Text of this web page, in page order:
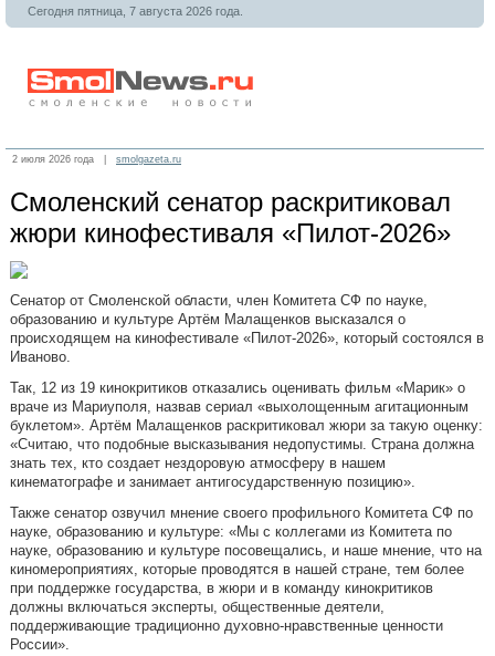
Сегодня пятница, 7 августа 2026 года.
2 июля 2026 года | smolgazeta.ru
Смоленский сенатор раскритиковал
жюри кинофестиваля «Пилот-2026»
Сенатор от Смоленской области, член Комитета СФ по науке,
образованию и культуре Артём Малащенков высказался о
происходящем на кинофестивале «Пилот-2026», который состоялся в
Иваново.
Так, 12 из 19 кинокритиков отказались оценивать фильм «Марик» о
враче из Мариуполя, назвав сериал «выхолощенным агитационным
буклетом». Артём Малащенков раскритиковал жюри за такую оценку:
«Считаю, что подобные высказывания недопустимы. Страна должна
знать тех, кто создает нездоровую атмосферу в нашем
кинематографе и занимает антигосударственную позицию».
Также сенатор озвучил мнение своего профильного Комитета СФ по
науке, образованию и культуре: «Мы с коллегами из Комитета по
науке, образованию и культуре посовещались, и наше мнение, что на
киномероприятиях, которые проводятся в нашей стране, тем более
при поддержке государства, в жюри и в команду кинокритиков
должны включаться эксперты, общественные деятели,
поддерживающие традиционно духовно-нравственные ценности
России».